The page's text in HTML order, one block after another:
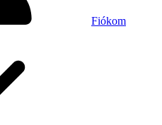
Fiókom